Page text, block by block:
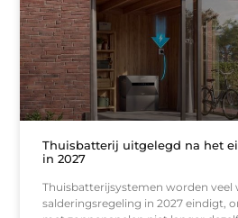
Thuisbatterij uitgelegd na het
in 2027
Thuisbatterijsystemen worden veel
salderingsregeling in 2027 eindigt,